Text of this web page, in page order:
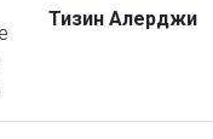
Тизин Алерджи